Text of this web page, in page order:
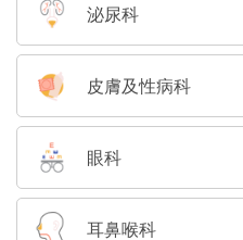
泌尿科
皮膚及性病科
眼科
耳鼻喉科